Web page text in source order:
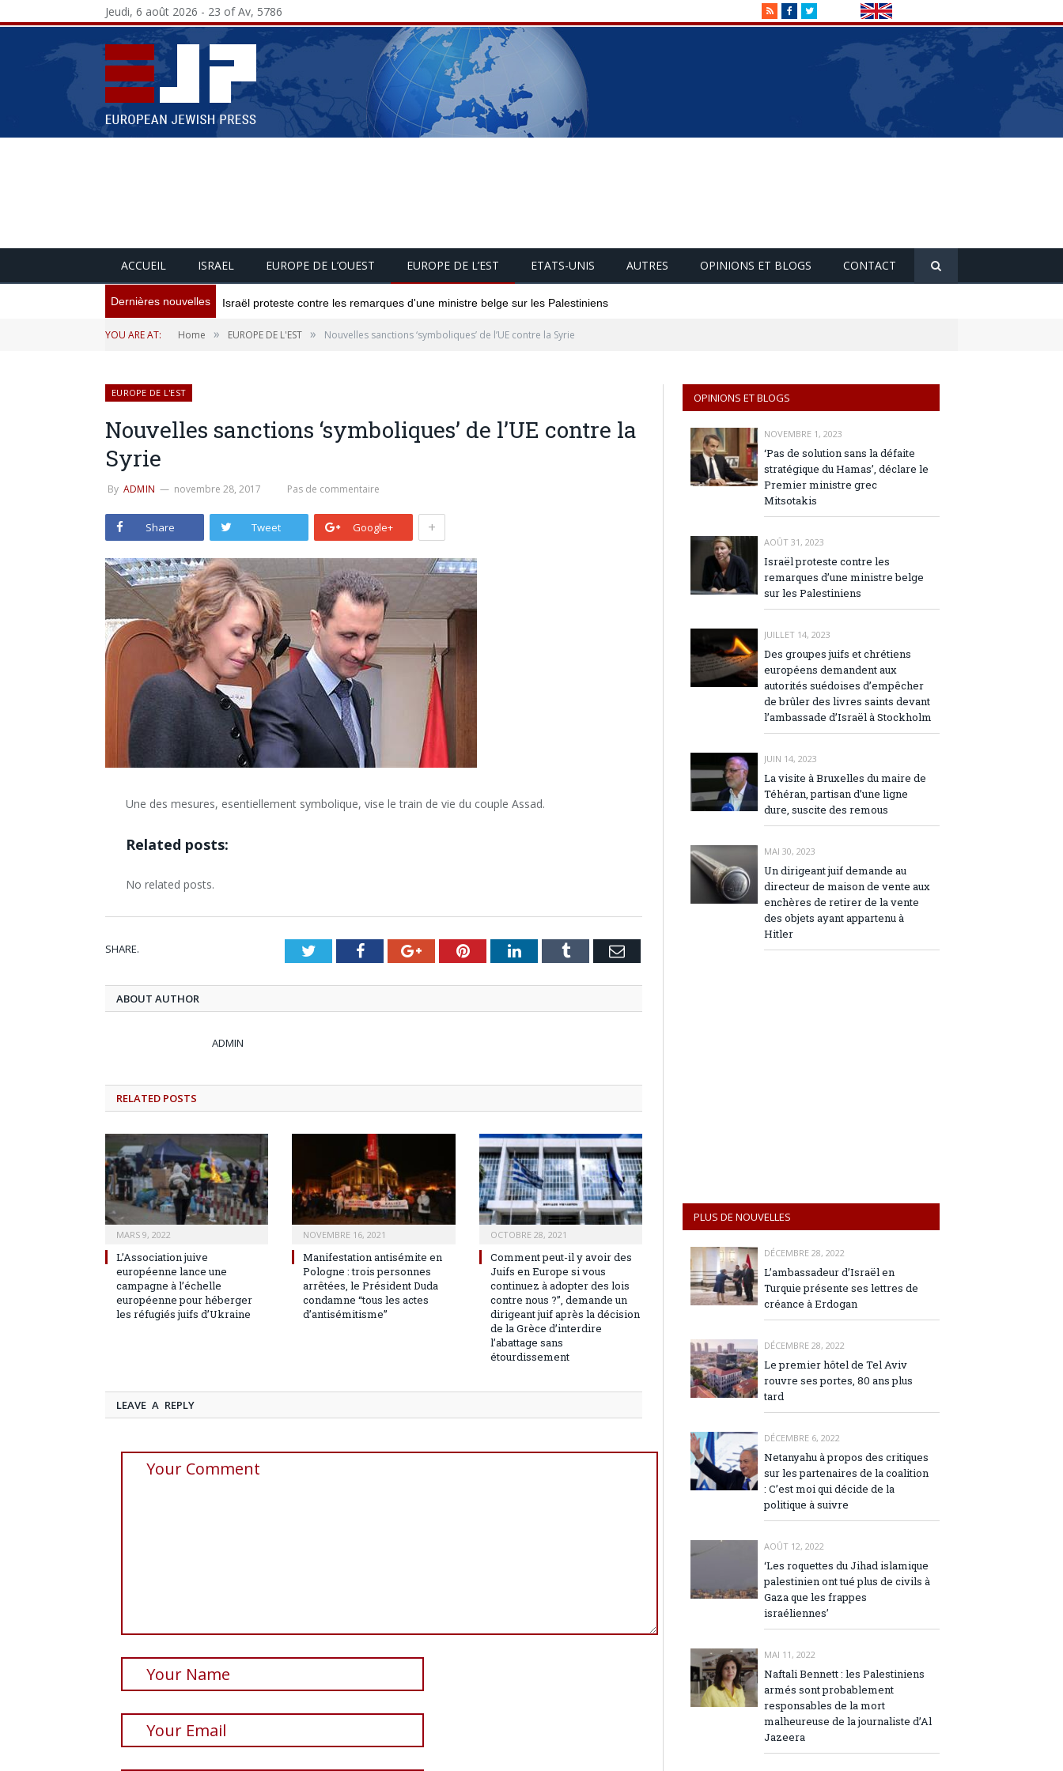
RSSFacebookTwitter
Jeudi, 6 août 2026 - 23 of Av, 5786
ACCUEIL ISRAEL EUROPE DE L’OUEST EUROPE DE L’EST ETATS-UNIS AUTRES OPINIONS ET BLOGS CONTACT
Dernières nouvelles Israël proteste contre les remarques d'une ministre belge sur les Palestiniens
YOU ARE AT: Home » EUROPE DE L'EST » Nouvelles sanctions ‘symboliques’ de l’UE contre la Syrie
EUROPE DE L'EST
Nouvelles sanctions ‘symboliques’ de l’UE contre la
Syrie
By ADMIN novembre 28, 2017 Pas de commentaire
Share Tweet Google+ +
Une des mesures, esentiellement symbolique, vise le train de vie du couple Assad.
Related posts:
No related posts.
SHARE. TwitterFacebookGoogle+PinterestLinkedInTumblr Email
ABOUT AUTHOR
ADMIN
RELATED POSTS
MARS 9, 2022
L’Association juive
européenne lance une
campagne à l’échelle
européenne pour héberger
les réfugiés juifs d’Ukraine
NOVEMBRE 16, 2021
Manifestation antisémite en
Pologne : trois personnes
arrêtées, le Président Duda
condamne “tous les actes
d’antisémitisme”
OCTOBRE 28, 2021
Comment peut-il y avoir des
Juifs en Europe si vous
continuez à adopter des lois
contre nous ?”, demande un
dirigeant juif après la décision
de la Grèce d’interdire
l’abattage sans
étourdissement
LEAVE A REPLY
OPINIONS ET BLOGS
NOVEMBRE 1, 2023
‘Pas de solution sans la défaite
stratégique du Hamas’, déclare le
Premier ministre grec
Mitsotakis
AOÛT 31, 2023
Israël proteste contre les
remarques d’une ministre belge
sur les Palestiniens
JUILLET 14, 2023
Des groupes juifs et chrétiens
européens demandent aux
autorités suédoises d’empêcher
de brûler des livres saints devant
l’ambassade d’Israël à Stockholm
JUIN 14, 2023
La visite à Bruxelles du maire de
Téhéran, partisan d’une ligne
dure, suscite des remous
MAI 30, 2023
Un dirigeant juif demande au
directeur de maison de vente aux
enchères de retirer de la vente
des objets ayant appartenu à
Hitler
PLUS DE NOUVELLES
DÉCEMBRE 28, 2022
L’ambassadeur d’Israël en
Turquie présente ses lettres de
créance à Erdogan
DÉCEMBRE 28, 2022
Le premier hôtel de Tel Aviv
rouvre ses portes, 80 ans plus
tard
DÉCEMBRE 6, 2022
Netanyahu à propos des critiques
sur les partenaires de la coalition
: C’est moi qui décide de la
politique à suivre
AOÛT 12, 2022
‘Les roquettes du Jihad islamique
palestinien ont tué plus de civils à
Gaza que les frappes
israéliennes’
MAI 11, 2022
Naftali Bennett : les Palestiniens
armés sont probablement
responsables de la mort
malheureuse de la journaliste d’Al
Jazeera